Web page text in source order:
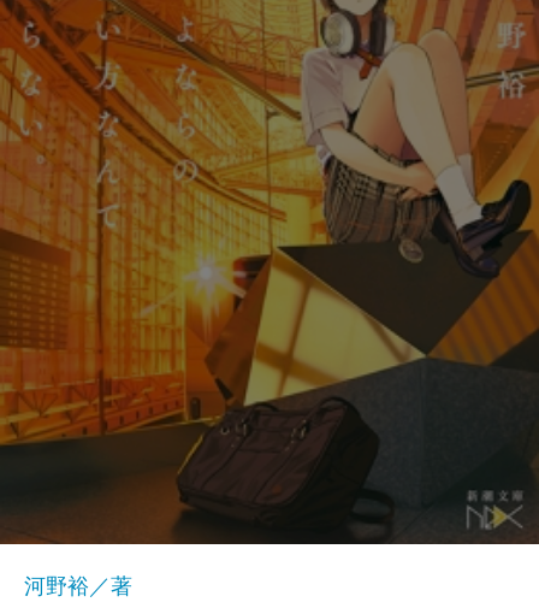
河野裕／著